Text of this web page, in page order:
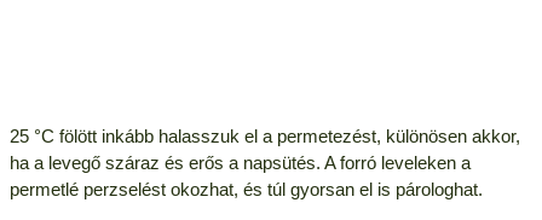
25 °C fölött inkább halasszuk el a permetezést, különösen akkor,
ha a levegő száraz és erős a napsütés. A forró leveleken a
permetlé perzselést okozhat, és túl gyorsan el is párologhat.